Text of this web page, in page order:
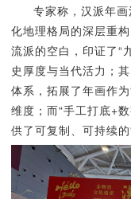
专家称，汉派年
化地理格局的深层重
流派的空白，印证了“
史厚度与当代活力；
体系，拓展了年画作
维度；而“手工打底+
供了可复制、可持续的